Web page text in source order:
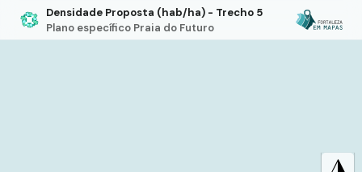
Densidade Proposta (hab/ha) - Trecho 5
Plano específico Praia do Futuro